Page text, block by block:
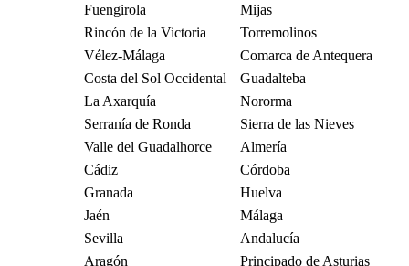
Fuengirola
Mijas
Rincón de la Victoria
Torremolinos
Vélez-Málaga
Comarca de Antequera
Costa del Sol Occidental
Guadalteba
La Axarquía
Nororma
Serranía de Ronda
Sierra de las Nieves
Valle del Guadalhorce
Almería
Cádiz
Córdoba
Granada
Huelva
Jaén
Málaga
Sevilla
Andalucía
Aragón
Principado de Asturias